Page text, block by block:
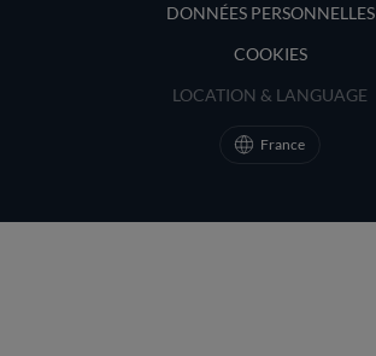
DONNÉES PERSONNELLES
COOKIES
LOCATION & LANGUAGE
France